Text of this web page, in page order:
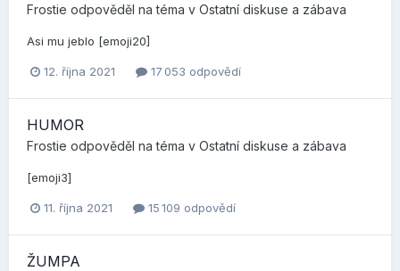
Frostie odpověděl na téma v Ostatní diskuse a zábava
Asi mu jeblo [emoji20]
12. října 2021 17 053 odpovědí
HUMOR
Frostie odpověděl na téma v Ostatní diskuse a zábava
[emoji3]
11. října 2021 15 109 odpovědí
ŽUMPA